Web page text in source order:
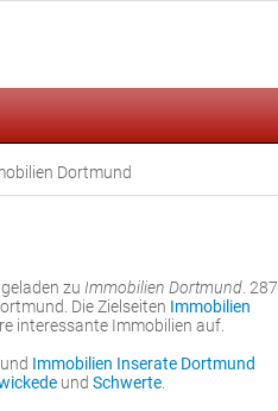
Dortmund
zu Immobilien Dortmund . 287
Die Zielseiten Immobilien
interessante Immobilien auf.
und Immobilien Inserate Dortmund
und Schwerte